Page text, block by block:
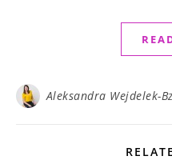
Aleksandra Wejdelek-